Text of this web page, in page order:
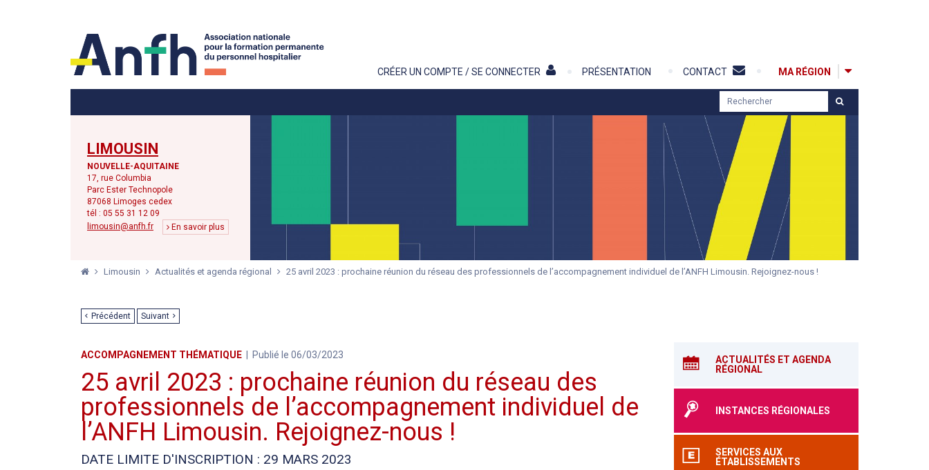
CRÉER UN COMPTE / SE CONNECTER PRÉSENTATION CONTACT MA RÉGION
e
LIMOUSIN
NOUVELLE-AQUITAINE
17, rue Columbia
Parc Ester Technopole
87068 Limoges cedex
tél : 05 55 31 12 09
limousin@anfh.fr
En savoir plus
Limousin Actualités et agenda régional 25 avril 2023 : prochaine réunion du réseau des professionnels de l’accompagnement individuel de l’ANFH Limousin. Rejoignez-nous !
ACTUALITÉS ET AGENDA
RÉGIONAL
INSTANCES RÉGIONALES
SERVICES AUX
ÉTABLISSEMENTS
Précédent Suivant
ACCOMPAGNEMENT THÉMATIQUE Publié le 06/03/2023
25 avril 2023 : prochaine réunion du réseau des
professionnels de l’accompagnement individuel de
l’ANFH Limousin. Rejoignez-nous !
DATE LIMITE D'INSCRIPTION : 29 MARS 2023